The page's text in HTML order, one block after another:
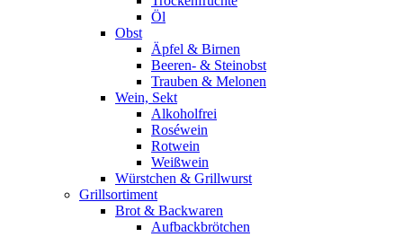
Öl
Obst
Äpfel & Birnen
Beeren- & Steinobst
Trauben & Melonen
Wein, Sekt
Alkoholfrei
Roséwein
Rotwein
Weißwein
Würstchen & Grillwurst
Grillsortiment
Brot & Backwaren
Aufbackbrötchen